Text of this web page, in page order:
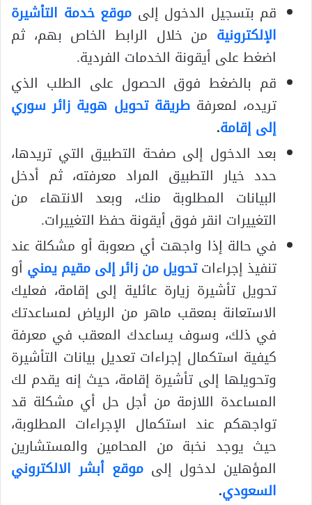
قم بتسجيل الدخول إلى موقع خدمة التأشيرة
الإلكترونية من خلال الرابط الخاص بهم، ثم
اضغط على أيقونة الخدمات الفردية.
قم بالضغط فوق الحصول على الطلب الذي
تريده، لمعرفة طريقة تحويل هوية زائر سوري
إلى إقامة.
بعد الدخول إلى صفحة التطبيق التي تريدها،
حدد خيار التطبيق المراد معرفته، ثم أدخل
البيانات المطلوبة منك، وبعد الانتهاء من
التغييرات انقر فوق أيقونة حفظ التغييرات.
في حالة إذا واجهت أي صعوبة أو مشكلة عند
تنفيذ إجراءاتتحويل من زائر إلى مقيم يمني أو
تحويل تأشيرة زيارة عائلية إلى إقامة، فعليك
الاستعانة بمعقب ماهر من الرياض لمساعدتك
في ذلك، وسوف يساعدك المعقب في معرفة
كيفية استكمال إجراءات تعديل بيانات التأشيرة
وتحويلها إلى تأشيرة إقامة، حيث إنه يقدم لك
المساعدة اللازمة من أجل حل أي مشكلة قد
تواجهكم عند استكمال الإجراءات المطلوبة،
حيث يوجد نخبة من المحامين والمستشارين
المؤهلين لدخول إلى موقع أبشر الالكتروني
السعودي.